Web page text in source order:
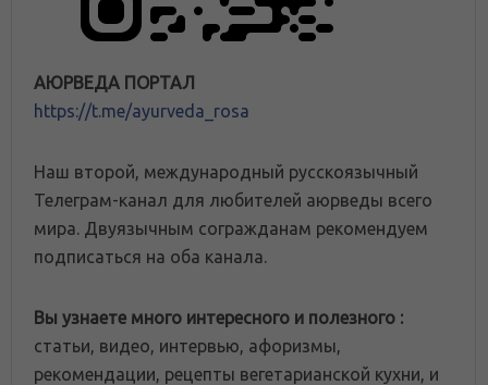
АЮРВЕДА ПОРТАЛ
https://t.me/ayurveda_rosa
Наш второй, международный русскоязычный
Телеграм-канал для любителей аюрведы всего
мира. Двуязычным согражданам рекомендуем
подписаться на оба канала.
Вы узнаете много интересного и полезного :
статьи, видео, интервью, афоризмы,
рекомендации, рецепты вегетарианской кухни, и